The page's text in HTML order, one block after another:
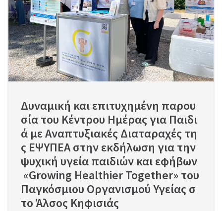
Δυναμική και επιτυχημένη παρου
σία του Κέντρου Ημέρας για Παιδι
ά με Αναπτυξιακές Διαταραχές τη
ς ΕΨΥΠΕΑ στην εκδήλωση για την
ψυχική υγεία παιδιών και εφήβων
«Growing Healthier Together» του
Παγκόσμιου Οργανισμού Υγείας σ
το Άλσος Κηφισιάς